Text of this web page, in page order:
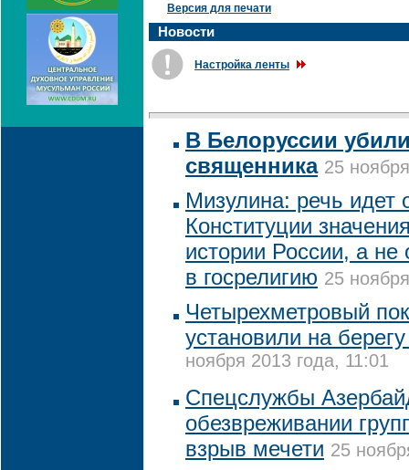
Версия для печати
Новости
Настройка ленты
В Белоруссии
священника 25
Мизулина: речь идет
Конституции
истории России, а
в госрелигию 25
Четырехметровый
установили на
ноября 2013 года, 11:01
Спецслужбы
обезвреживании
взрыв мечети 25